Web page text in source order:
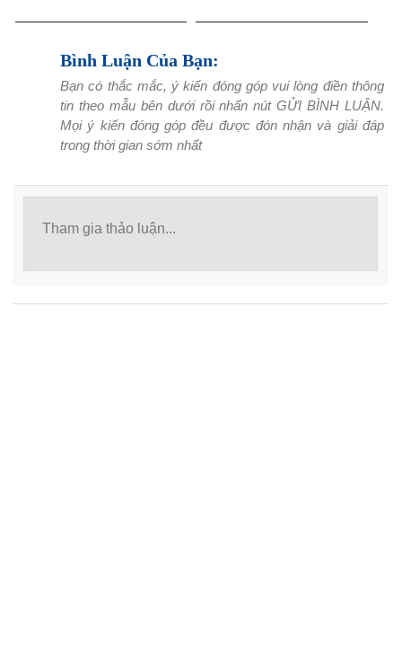
Bình Luận Của Bạn:
Bạn có thắc mắc, ý kiến đóng góp vui lòng điền thông
tin theo mẫu bên dưới rồi nhấn nút GỬI BÌNH LUẬN.
Mọi ý kiến đóng góp đều được đón nhận và giải đáp
trong thời gian sớm nhất